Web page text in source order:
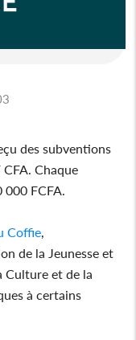
des subventions
Chaque
FCFA.
Coffie
de la Jeunesse et
Culture et de la
à certains